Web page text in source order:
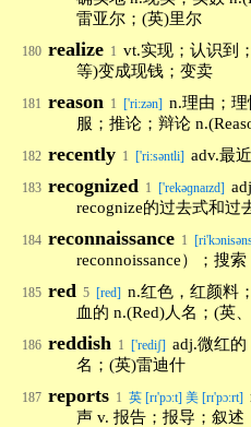
雷亚尔；(英)里尔
180 realize 1 vt.实现；认识到
等)变成现钱；变卖
181 reason 1 ['ri:zən] n.理由；
服；推论；辩论
182 recently 1 ['ri:səntli] adv.最
183 recognized 1 ['rekəɡnaɪzd]
recognize的过去式和过
184 reconnaissance 1
reconnoissance）；搜
185 red 5 [red] n.红色，红颜料
血的 n.(Red)人名；(英
186 reddish 1 ['rediʃ] adj.微红的
名；(英)雷迪什
187 reports 1 英 [rɪ'pɔːt] 美 [rɪ'pɔːrt]
声 v. 报告；报导；叙